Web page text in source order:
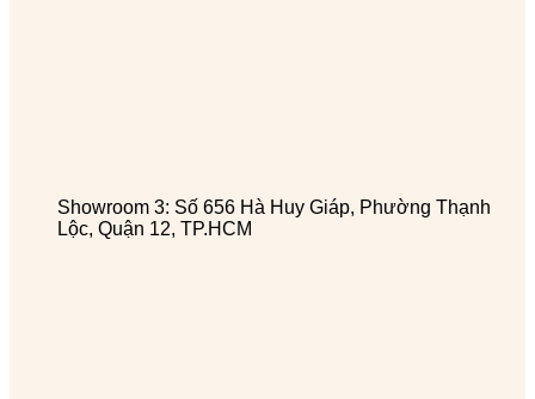
Showroom 3: Số 656 Hà Huy Giáp, Phường Thạnh
Lộc, Quận 12, TP.HCM